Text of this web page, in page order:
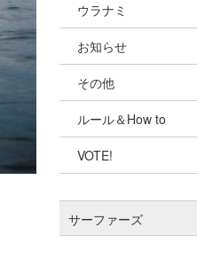
ショップ情報
湘南
千葉北
伊豆
千葉南
四国
ウラナミ
お知らせ
その他
ルール＆How to
VOTE!
サーファーズ